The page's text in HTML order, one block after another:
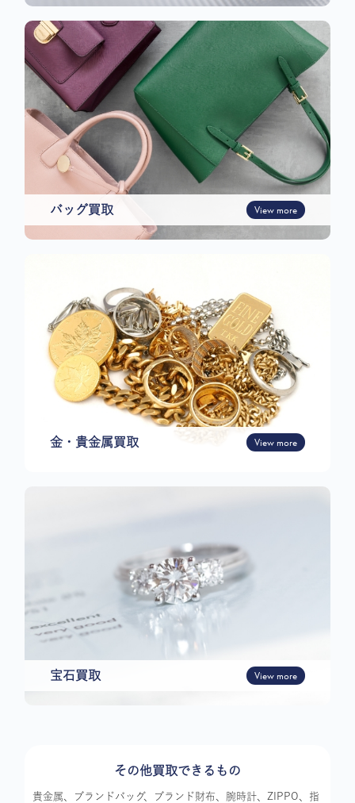
バッグ買取 View more
金・貴金属買取 View more
宝石買取 View more
その他買取できるもの
貴金属、ブランドバッグ、ブランド財布、腕時計、ZIPPO、指